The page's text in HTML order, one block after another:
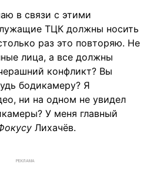
в связи с этими
ТЦК должны носить
раз это повторяю. Не
лица, а все должны
конфликт? Вы
бодикамеру? Я
ни на одном не увидел
У меня главный
Лихачёв.
РЕКЛАМА